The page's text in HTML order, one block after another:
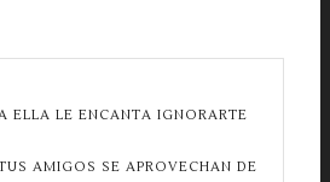
ELLA LE ENCANTA IGNORARTE
AMIGOS SE APROVECHAN DE